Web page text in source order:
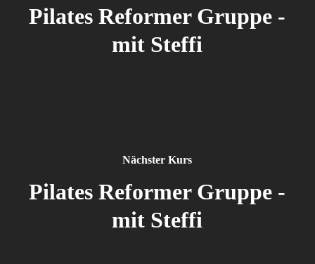
Pilates Reformer Gruppe -
mit Steffi
Nächster Kurs
Pilates Reformer Gruppe -
mit Steffi